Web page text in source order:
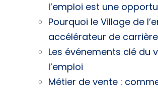
l’emploi est une
Pourquoi le Village de
accélérateur de
Les événements clé du
l’emploi
Métier de vente :